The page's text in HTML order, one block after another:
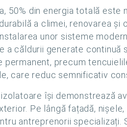
50% din energia totală
a climei, renovarea și
unor sisteme
a căldurii generate
permanent, precum
care reduc semnificativ
își demonstrează
Pe lângă fațadă,
antreprenorii specializați.